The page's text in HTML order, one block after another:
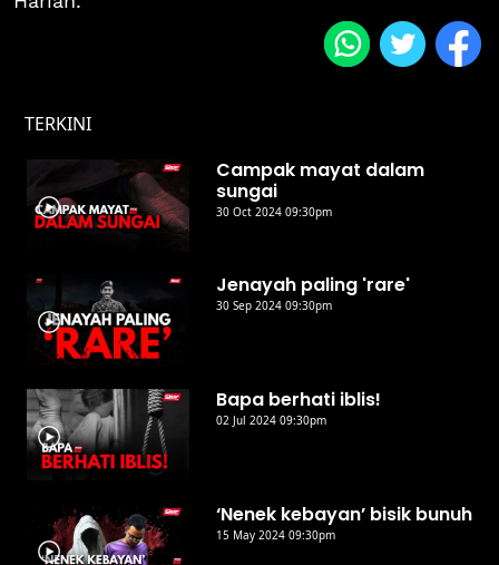
TERKINI
Campak mayat dalam
sungai
30 Oct 2024 09:30pm
Jenayah paling 'rare'
30 Sep 2024 09:30pm
Bapa berhati iblis!
02 Jul 2024 09:30pm
‘Nenek kebayan’ bisik bunuh
15 May 2024 09:30pm